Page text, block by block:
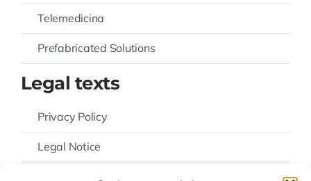
Telemedicina
Prefabricated Solutions
Legal texts
Privacy Policy
Legal Notice